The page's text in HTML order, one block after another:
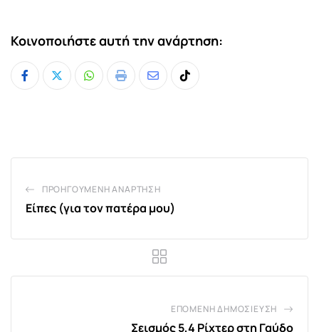
Κοινοποιήστε αυτή την ανάρτηση:
Whatsapp
Print
ShareTiktok
ΠΡΟΗΓΟΎΜΕΝΗ ΑΝΆΡΤΗΣΗ
Είπες (για τον πατέρα μου)
ΕΠΌΜΕΝΗ ΔΗΜΟΣΊΕΥΣΗ
Σεισμός 5,4 Ρίχτερ στη Γαύδο